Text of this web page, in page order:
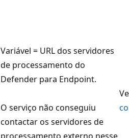
Variável = URL dos servidores
de processamento do
Defender para Endpoint.
O serviço não conseguiu
contactar os servidores de
processamento externo nesse